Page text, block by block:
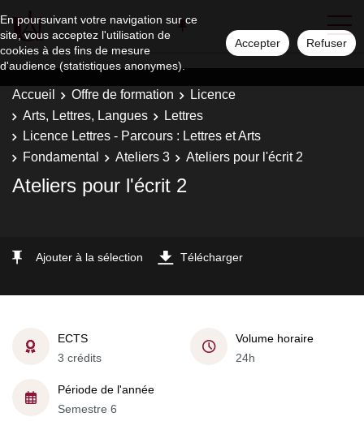
En poursuivant votre navigation sur ce
site, vous acceptez l'utilisation de
cookies à des fins de mesure
d'audience (statistiques anonymes).
Accepter Refuser
Accueil Offre de formation
Licence
Arts, Lettres, Langues
Lettres
Licence Lettres - Parcours : Lettres et Arts
Fondamental
Ateliers 3 Ateliers pour l'écrit 2
Ateliers pour l'écrit 2
Ajouter à la sélection Télécharger
ECTS
3 crédits
Volume horaire
24h
Période de l'année
Semestre 6